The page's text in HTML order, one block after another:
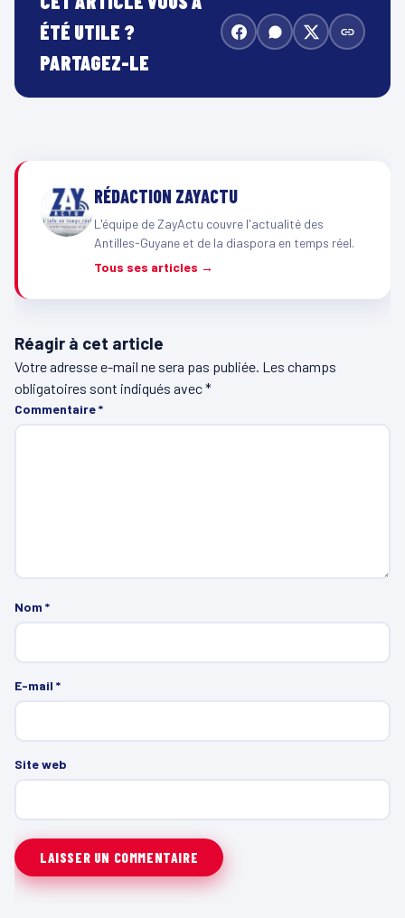
ÉTÉ UTILE ?
PARTAGEZ-LE
RÉDACTION ZAYACTU
L'équipe de ZayActu couvre l'actualité des
Antilles-Guyane et de la diaspora en temps réel.
Tous ses articles →
Réagir à cet article
Votre adresse e-mail ne sera pas publiée. Les champs
obligatoires sont indiqués avec*
Commentaire*
Nom *
E-mail *
Site web